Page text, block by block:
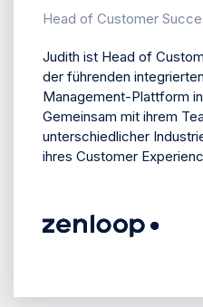
Head of Customer
Judith ist Head of
der führenden
Management-Plattform
Gemeinsam mit ihrem
unterschiedlicher
ihres Customer